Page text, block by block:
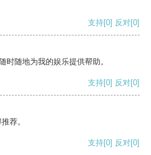
支持[0] 反对[0]
时随地为我的娱乐提供帮助。
支持[0] 反对[0]
荐。
支持[0] 反对[0]